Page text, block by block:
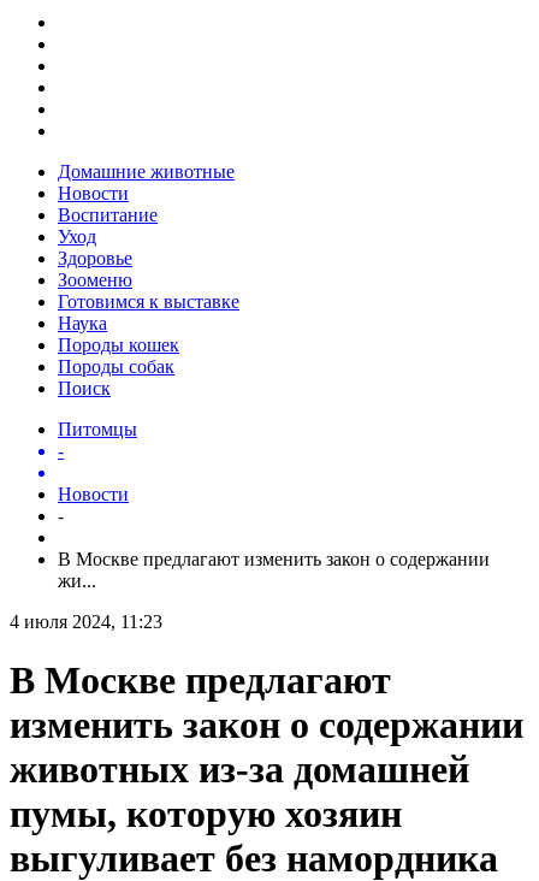
Домашние животные
Новости
Воспитание
Уход
Здоровье
Зооменю
Готовимся к выставке
Наука
Породы кошек
Породы собак
Поиск
Питомцы
-
Новости
-
В Москве предлагают изменить закон о содержании
жи...
4 июля 2024, 11:23
В Москве предлагают
изменить закон о содержании
животных из-за домашней
пумы, которую хозяин
выгуливает без намордника